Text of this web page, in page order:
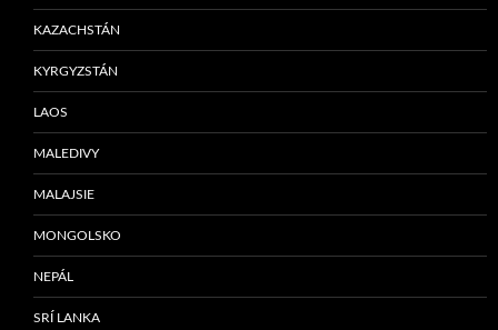
KAZACHSTÁN
KYRGYZSTÁN
LAOS
MALEDIVY
MALAJSIE
MONGOLSKO
NEPÁL
SRÍ LANKA